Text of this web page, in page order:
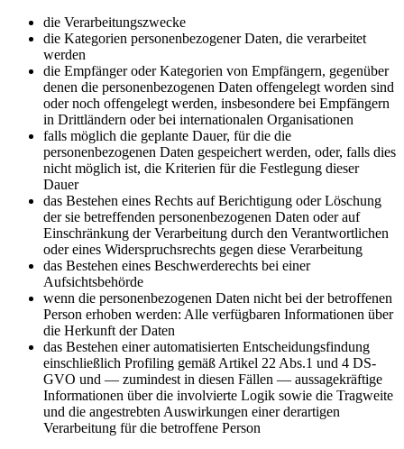
die Verarbeitungszwecke
die Kategorien personenbezogener Daten, die verarbeitet
werden
die Empfänger oder Kategorien von Empfängern, gegenüber
denen die personenbezogenen Daten offengelegt worden sind
oder noch offengelegt werden, insbesondere bei Empfängern
in Drittländern oder bei internationalen Organisationen
falls möglich die geplante Dauer, für die die
personenbezogenen Daten gespeichert werden, oder, falls dies
nicht möglich ist, die Kriterien für die Festlegung dieser
Dauer
das Bestehen eines Rechts auf Berichtigung oder Löschung
der sie betreffenden personenbezogenen Daten oder auf
Einschränkung der Verarbeitung durch den Verantwortlichen
oder eines Widerspruchsrechts gegen diese Verarbeitung
das Bestehen eines Beschwerderechts bei einer
Aufsichtsbehörde
wenn die personenbezogenen Daten nicht bei der betroffenen
Person erhoben werden: Alle verfügbaren Informationen über
die Herkunft der Daten
das Bestehen einer automatisierten Entscheidungsfindung
einschließlich Profiling gemäß Artikel 22 Abs.1 und 4 DS-
GVO und — zumindest in diesen Fällen — aussagekräftige
Informationen über die involvierte Logik sowie die Tragweite
und die angestrebten Auswirkungen einer derartigen
Verarbeitung für die betroffene Person